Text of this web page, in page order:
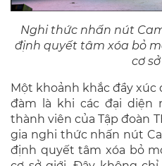
Nghi thức nhấn nút
định quyết tâm xóa bỏ
cơ
Một khoảnh khắc đầy xúc
đàm là khi các đại diện
thành viên của Tập đoàn
gia nghi thức nhấn nút
định quyết tâm xóa bỏ